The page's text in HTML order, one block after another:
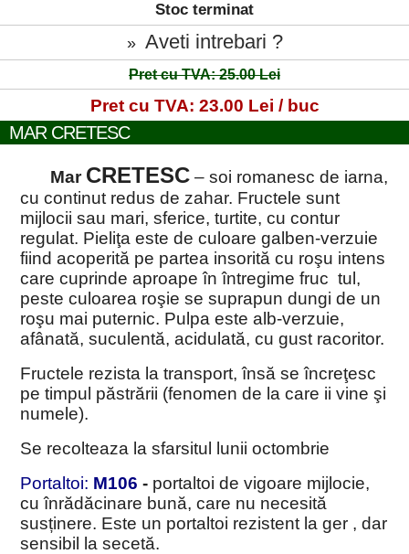
Stoc terminat
» Aveti intrebari ?
Pret cu TVA: 25.00 Lei
Pret cu TVA: 23.00 Lei / buc
MAR CRETESC
Mar CRETESC – soi romanesc de iarna,
cu continut redus de zahar. Fructele sunt
mijlocii sau mari, sferice, turtite, cu contur
regulat. Pieliţa este de culoare galben-verzuie
fiind acoperită pe partea insorită cu roşu intens
care cuprinde aproape în întregime fruc tul,
peste culoarea roşie se suprapun dungi de un
roşu mai puternic. Pulpa este alb-verzuie,
afânată, suculentă, acidulată, cu gust racoritor.
Fructele rezista la transport, însă se încreţesc
pe timpul păstrării (fenomen de la care ii vine şi
numele).
Se recolteaza la sfarsitul lunii octombrie
Portaltoi: M106- portaltoi devigoare mijlocie,
cu înrădăcinare bună, care nu necesită
susținere. Este un portaltoi rezistent la ger , dar
sensibil la secetă.